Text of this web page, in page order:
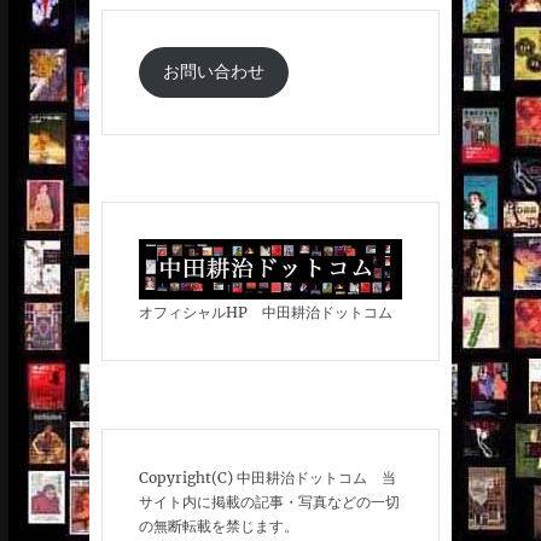
お問い合わせ
オフィシャルHP 中田耕治ドットコム
Copyright(C) 中田耕治ドットコム 当
サイト内に掲載の記事・写真などの一切
の無断転載を禁じます。